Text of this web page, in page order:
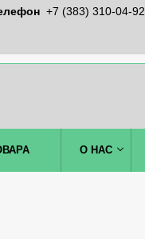
+7 (383) 310-04-92
О НАС